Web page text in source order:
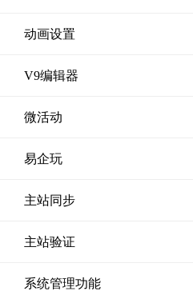
动画设置
V9编辑器
微活动
易企玩
主站同步
主站验证
系统管理功能